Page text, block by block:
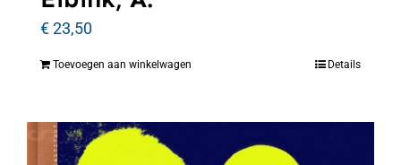
€23,50
Toevoegen aan winkelwagen Details